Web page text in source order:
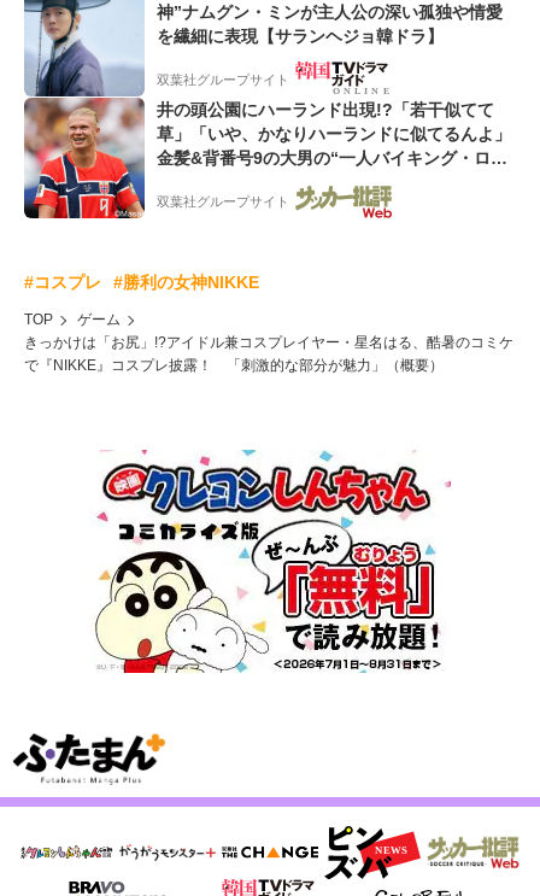
神”ナムグン・ミンが主人公の深い孤独や情愛
を繊細に表現【サランヘジョ韓ドラ】
双葉社グループサイト
井の頭公園にハーランド出現!?「若干似てて
草」「いや、かなりハーランドに似てるんよ」
金髪&背番号9の大男の“一人バイキング・ロ
ー”映像が話題!「元気をもらった」
双葉社グループサイト
#コスプレ #勝利の女神NIKKE
TOP
ゲーム
きっかけは「お尻」!?アイドル兼コスプレイヤー・星名はる、酷暑のコミケ
で『NIKKE』コスプレ披露！ 「刺激的な部分が魅力」（概要）